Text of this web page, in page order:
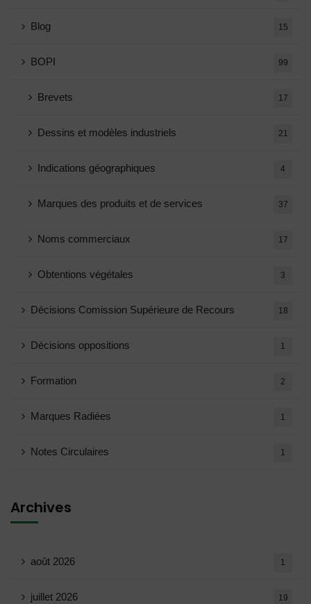
Blog 15
BOPI 99
Brevets 17
Dessins et modèles industriels 21
Indications géographiques 4
Marques des produits et de services 37
Noms commerciaux 17
Obtentions végétales 3
Décisions Comission Supérieure de Recours 18
Décisions oppositions 1
Formation 2
Marques Radiées 1
Notes Circulaires 1
Archives
août 2026 1
juillet 2026 19